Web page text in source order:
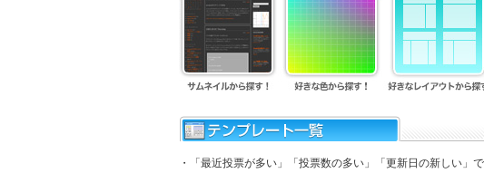
・「最近投票が多い」「投票数の多い」「更新日の新しい」